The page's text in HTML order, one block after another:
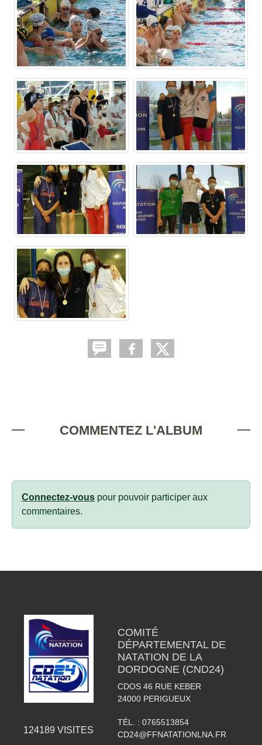
COMMENTEZ L'ALBUM
Connectez-vous pour pouvoir participer aux
commentaires.
124189 VISITES
COMITÉ
DÉPARTEMENTAL DE
NATATION DE LA
DORDOGNE (CND24)
CDOS 46 RUE KEBER
24000 PERIGUEUX
TÉL. : 0765513854
CD24@FFNATATIONLNA.FR